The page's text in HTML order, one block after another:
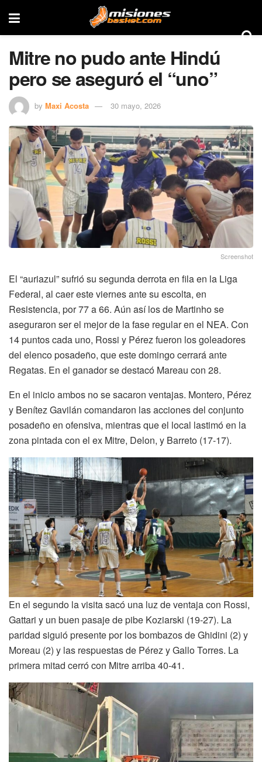
Mitre no pudo ante Hindú
pero se aseguró el “uno”
by Maxi Acosta 30 mayo, 2026
Screenshot
El “auriazul” sufrió su segunda derrota en fila en la Liga
Federal, al caer este viernes ante su escolta, en
Resistencia, por 77 a 66. Aún así los de Martinho se
aseguraron ser el mejor de la fase regular en el NEA. Con
14 puntos cada uno, Rossi y Pérez fueron los goleadores
del elenco posadeño, que este domingo cerrará ante
Regatas. En el ganador se destacó Mareau con 28.
En el inicio ambos no se sacaron ventajas. Montero, Pérez
y Benítez Gavilán comandaron las acciones del conjunto
posadeño en ofensiva, mientras que el local lastimó en la
zona pintada con el ex Mitre, Delon, y Barreto (17-17).
En el segundo la visita sacó una luz de ventaja con Rossi,
Gattari y un buen pasaje de pibe Koziarski (19-27). La
paridad siguió presente por los bombazos de Ghidini (2) y
Moreau (2) y las respuestas de Pérez y Gallo Torres. La
primera mitad cerró con Mitre arriba 40-41.